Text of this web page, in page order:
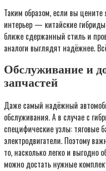
Таким образом, если вы
интерьер — китайские
ближе сдержанный стиль и
аналоги выглядят надёжнее.
Обслуживание и
запчастей
Даже самый надёжный
обслуживания. А в случае с
специфические узлы: тяговые
электродвигатели. Поэтому
то, насколько легко и
можно достать нужные